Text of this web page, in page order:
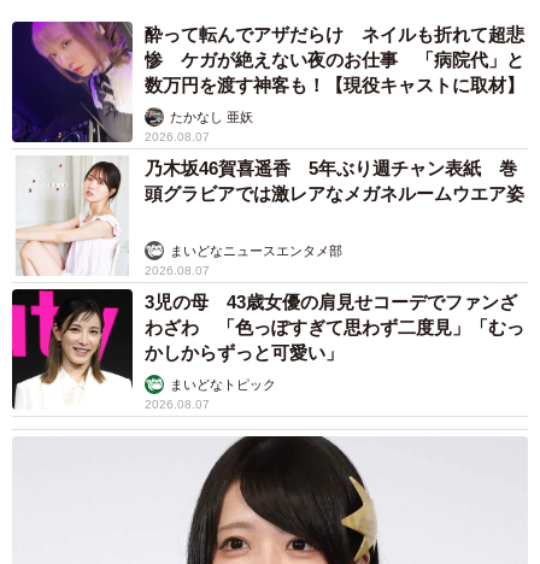
ように感じています」
ーーうたくんの生後1000日を迎えられていかがですか？
「無事にこの日を迎えられたことに、ただただ感謝の気持
ちでいっぱいです。
生きることの大変さと尊さを、息子からたくさん教えても
らいました。これから先の歩む道のりは簡単ではないと思
いますが、一日一日を大切に、息子と共に歩んでいきたい
と思います」
酔って転んでアザだらけ ネイルも折れて超悲
惨 ケガが絶えない夜のお仕事 「病院代」と
数万円を渡す神客も！【現役キャストに取材】
たかなし 亜妖
2026.08.07
乃木坂46賀喜遥香 5年ぶり週チャン表紙 巻
頭グラビアでは激レアなメガネルームウエア姿
まいどなニュースエンタメ部
2026.08.07
3児の母 43歳女優の肩見せコーデでファンざ
わざわ 「色っぽすぎて思わず二度見」「むっ
かしからずっと可愛い」
まいどなトピック
2026.08.07